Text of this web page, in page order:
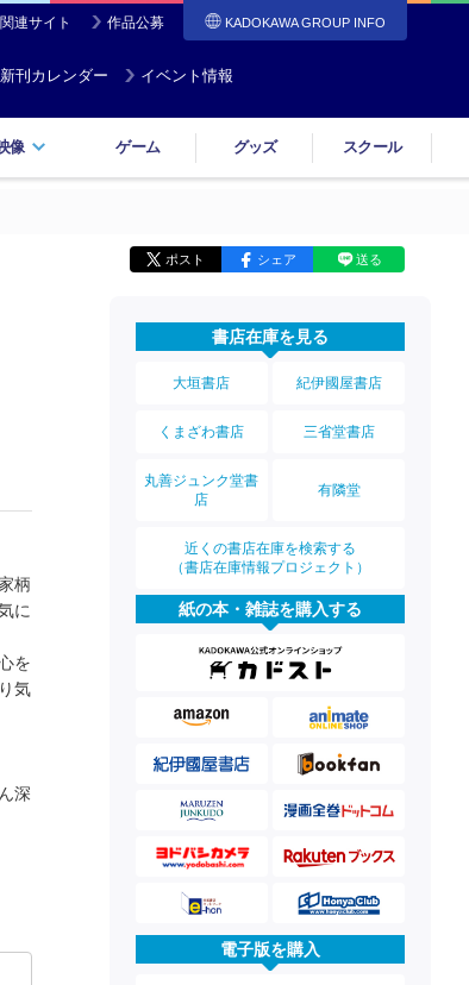
関連サイト 作品公募 KADOKAWA GROUP INFO
新刊カレンダー イベント情報
像 ゲーム グッズ スクール
ポスト シェア 送る
柄
に
を
気
深
書店在庫を見る
大垣書店 紀伊國屋書店
くまざわ書店 三省堂書店
丸善ジュンク堂書
店
有隣堂
近くの書店在庫を検索する
（書店在庫情報プロジェクト）
紙の本・雑誌を購入する
電子版を購入